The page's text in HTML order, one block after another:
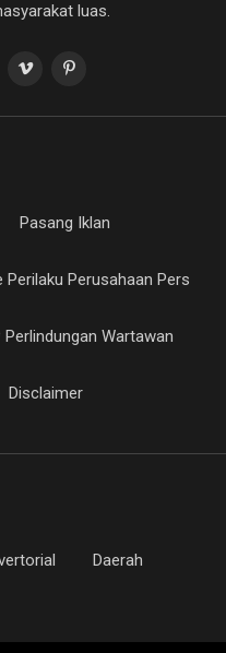
luas.
Pasang Iklan
Perilaku Perusahaan Pers
Perlindungan Wartawan
Disclaimer
Daerah